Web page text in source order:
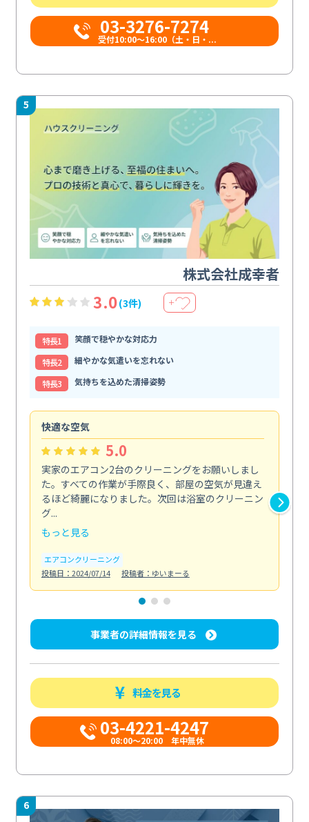
03-3276-7274
受付10:00〜16:00（土・日・...
5
株式会社成幸者
3.0(3件) ＋
特⻑1
笑顔で穏やかな対応力
特⻑2
細やかな気遣いを忘れない
特⻑3
気持ちを込めた清掃姿勢
快適な空気
5.0
実家のエアコン2台のクリーニングをお願いしまし
た。すべての作業が手際良く、部屋の空気が見違え
るほど綺麗になりました。次回は浴室のクリーニン
グ...
もっと見る
エアコンクリーニング
投稿日：2024/07/14
投稿者：ゆいまーる
事業者の詳細情報を見る
料金を見る
03-4221-4247
08:00～20:00 年中無休
6